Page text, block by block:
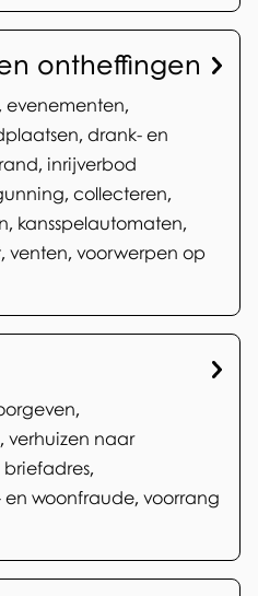
ontheffingen
evenementen,
drank- en
inrijverbod
collecteren,
kansspelautomaten,
venten, voorwerpen op
verhuizen naar
en woonfraude, voorrang